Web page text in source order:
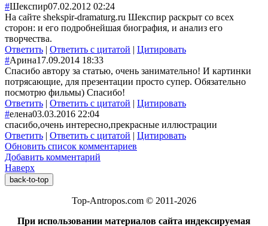
#Шекспир07.02.2012 02:24
На сайте shekspir-dramaturg.ru Шекспир раскрыт со всех
сторон: и его подробнейшая биография, и анализ его
творчества.
Ответить | Ответить с цитатой | Цитировать
#Арина17.09.2014 18:33
Спасибо автору за статью, очень занимательно! И картинки
потрясающие, для презентации просто супер. Обязательно
посмотрю фильмы) Спасибо!
Ответить | Ответить с цитатой | Цитировать
#елена03.03.2016 22:04
спасибо,очень интересно,прекрасные иллюстрации
Ответить | Ответить с цитатой | Цитировать
Обновить список комментариев
Добавить комментарий
Наверх
back-to-top
Top-Antropos.com © 2011-2026
При использовании материалов сайта индексируемая